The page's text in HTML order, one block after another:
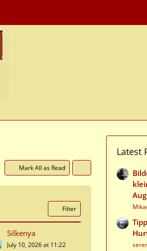
Mark All as Read
Filter
Silkenya
July 10, 2026 at 11:22
Latest